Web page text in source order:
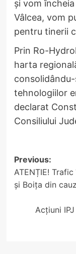
și vom
Vâlcea, vom
pentru tinerii
Prin Ro-
harta
tehnologiilor
declarat
Consiliului
Post
Previous:
ATENȚIE!
și Boița din
Acțiuni